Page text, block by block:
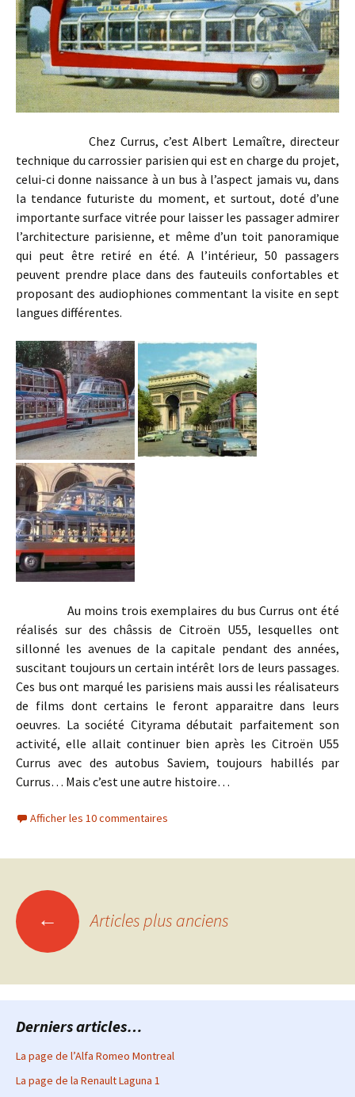
Chez Currus, c’est Albert Lemaître, directeur
technique du carrossier parisien qui est en charge du projet,
celui-ci donne naissance à un bus à l’aspect jamais vu, dans
la tendance futuriste du moment, et surtout, doté d’une
importante surface vitrée pour laisser les passager admirer
l’architecture parisienne, et même d’un toit panoramique
qui peut être retiré en été. A l’intérieur, 50 passagers
peuvent prendre place dans des fauteuils confortables et
proposant des audiophiones commentant la visite en sept
langues différentes.
Au moins trois exemplaires du bus Currus ont été
réalisés sur des châssis de Citroën U55, lesquelles ont
sillonné les avenues de la capitale pendant des années,
suscitant toujours un certain intérêt lors de leurs passages.
Ces bus ont marqué les parisiens mais aussi les réalisateurs
de films dont certains le feront apparaitre dans leurs
oeuvres. La société Cityrama débutait parfaitement son
activité, elle allait continuer bien après les Citroën U55
Currus avec des autobus Saviem, toujours habillés par
Currus… Mais c’est une autre histoire…
Afficher les 10 commentaires
Navigation
des
articles
← Articles plus anciens
Derniers articles…
La page de l’Alfa Romeo Montreal
La page de la Renault Laguna 1